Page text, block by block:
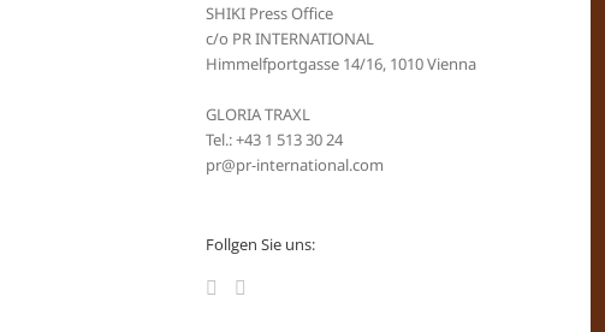
SHIKI Press Office
c/o PR INTERNATIONAL
Himmelfportgasse 14/16, 1010 Vienna
GLORIA TRAXL
Tel.: +43 1 513 30 24
pr@pr-international.com
Follgen Sie uns: